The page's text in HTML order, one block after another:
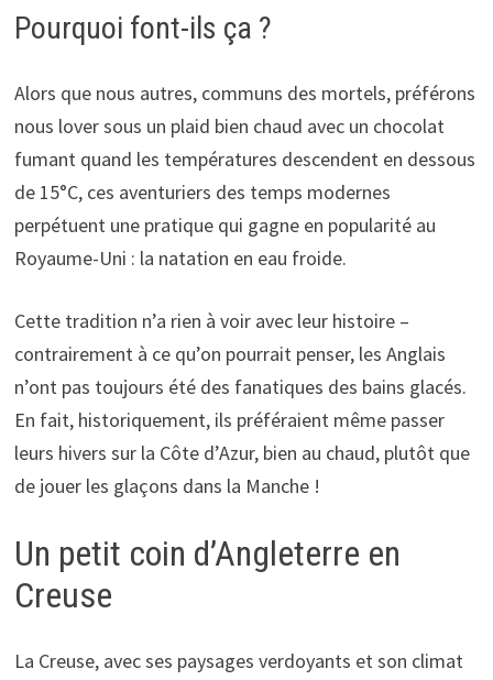
Pourquoi font-ils ça ?
Alors que nous autres, communs des mortels, préférons
nous lover sous un plaid bien chaud avec un chocolat
fumant quand les températures descendent en dessous
de 15°C, ces aventuriers des temps modernes
perpétuent une pratique qui gagne en popularité au
Royaume-Uni : la natation en eau froide.
Cette tradition n’a rien à voir avec leur histoire –
contrairement à ce qu’on pourrait penser, les Anglais
n’ont pas toujours été des fanatiques des bains glacés.
En fait, historiquement, ils préféraient même passer
leurs hivers sur la Côte d’Azur, bien au chaud, plutôt que
de jouer les glaçons dans la Manche !
Un petit coin d’Angleterre en
Creuse
La Creuse, avec ses paysages verdoyants et son climat